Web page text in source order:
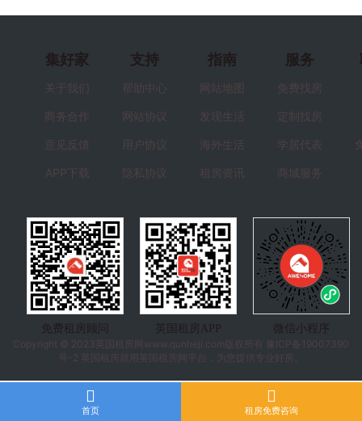
集好家
关于我们
商务合作
意见反馈
APP下载
支持
帮助中心
网站协议
用户协议
隐私协议
指南
网站地图
发现生活
海外生活
租房资讯
服务
免费找房
定制找房
学居代表
商城服务
免费租房顾问 英国租房APP
微信小程序
Copyright © 2023 英国租房 网www.qunheji.com版权所有
豫ICP备19007390
号-2 英国租房就用英国租房网平台，为您提供专业好房。
首页 租房免费咨询